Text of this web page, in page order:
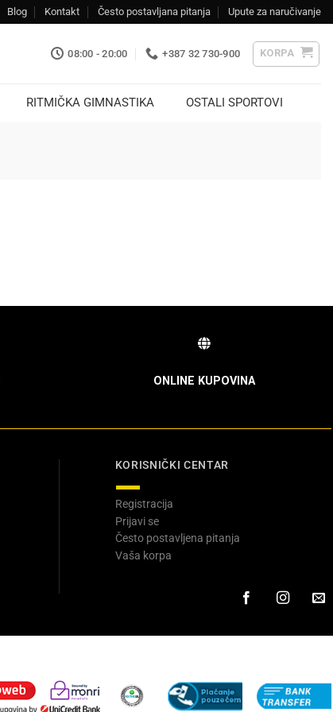
Blog Kontakt Često postavljana pitanja Upute za naručivanje
08:00 - 20:00 +387 32 730-900 KORPA
RITMIČKA GIMNASTIKA OSTALI SPORTOVI
ONLINE KUPOVINA
KORISNIČKI CENTAR
Registracija
Prijavi se
Često postavljena pitanja
Vaša korpa